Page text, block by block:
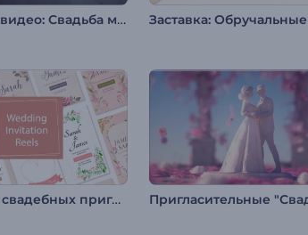
Набор для видео: Свадьба мечты
Рилсы для свадебных приглашений